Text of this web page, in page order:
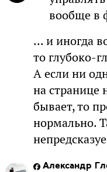
вообще в
... и иногда
то глубоко-
А если ни
на странице
бывает, то
нормально.
Александр